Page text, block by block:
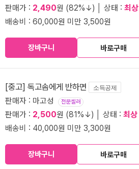
판매가 : 2,490원 (82%↓) │ 상태 : 최상
배송비 : 60,000원 미만 3,500원
장바구니 바로구매
[중고] 독고솜에게 반하면 소득공제
판매자 : 마고성 전문셀러
판매가 : 2,500원 (81%↓) │ 상태 : 최상
배송비 : 40,000원 미만 3,300원
장바구니 바로구매